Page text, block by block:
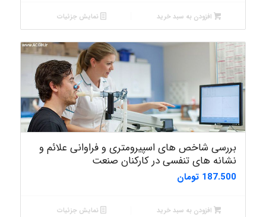
افزودن به سبد خرید نمایش جزئیات
بررسی شاخص های اسپیرومتری و فراوانی علائم و
نشانه های تنفسی در کارکنان صنعت
187.500 تومان
افزودن به سبد خرید نمایش جزئیات